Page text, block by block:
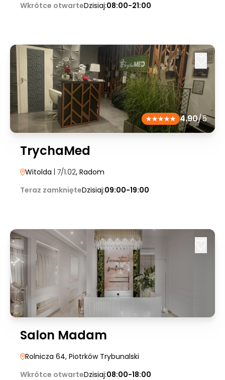
Wkrótce otwarteDzisiaj:08:00-21:00
4.90/5
TrychaMed
Witolda | 7/1.02, Radom
Teraz zamknięteDzisiaj:09:00-19:00
Salon Madam
Rolnicza 64, Piotrków Trybunalski
Wkrótce otwarteDzisiaj:08:00-18:00